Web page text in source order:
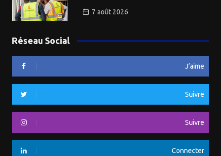
7 août 2026
Réseau Social
J’aime
Suivre
Suivre
Connecter